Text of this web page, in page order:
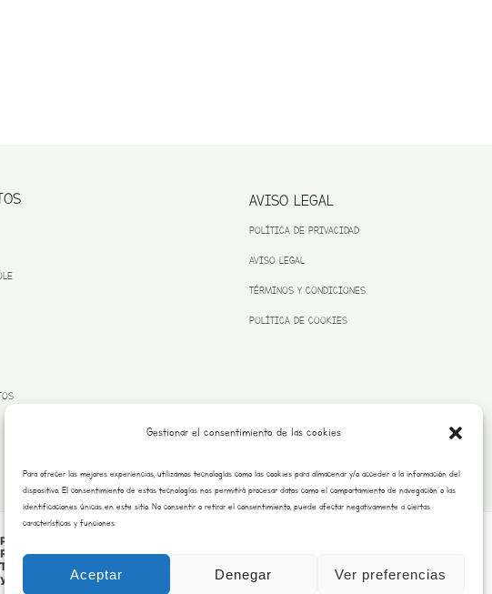
Gestionar el consentimiento de las cookies
Para ofrecer las mejores experiencias, utilizamos tecnologías como las cookies para almacenar y/o acceder a la información del
dispositivo. El consentimiento de estas tecnologías nos permitirá procesar datos como el comportamiento de navegación o las
identificaciones únicas en este sitio. No consentir o retirar el consentimiento, puede afectar negativamente a ciertas
características y funciones.
Aceptar Denegar Ver preferencias
AVISO LEGAL
POLÍTICA DE PRIVACIDAD
AVISO LEGAL
TÉRMINOS Y CONDICIONES
POLÍTICA DE COOKIES
Desarrollado por saraimateos.es